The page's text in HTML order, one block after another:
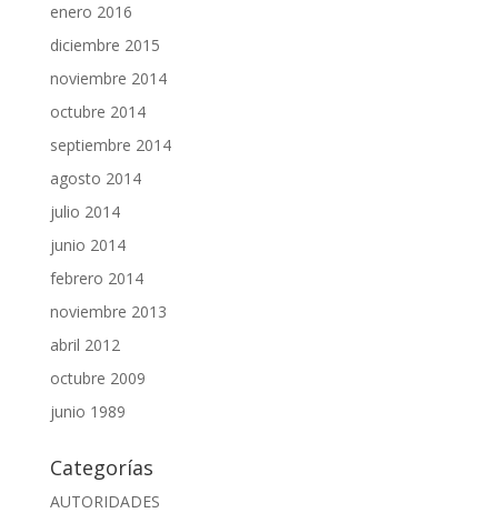
enero 2016
diciembre 2015
noviembre 2014
octubre 2014
septiembre 2014
agosto 2014
julio 2014
junio 2014
febrero 2014
noviembre 2013
abril 2012
octubre 2009
junio 1989
Categorías
AUTORIDADES